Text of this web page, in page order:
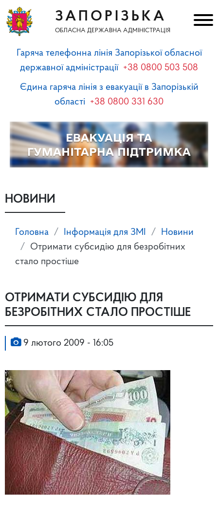
ЗАПОРІЗЬКА
ОБЛАСНА ДЕРЖАВНА АДМІНІСТРАЦІЯ
Гаряча телефонна лінія Запорізької обласної
державної адміністрації +38 0800 503 508
Єдина гаряча лінія з евакуації в Запорізькій
області +38 0800 331 630
НОВИНИ
Головна Інформація для ЗМІ
Новини
Отримати субсидію для безробітних
стало простіше
ОТРИМАТИ СУБСИДІЮ ДЛЯ
БЕЗРОБІТНИХ СТАЛО ПРОСТІШЕ
9 лютого 2009 - 16:05